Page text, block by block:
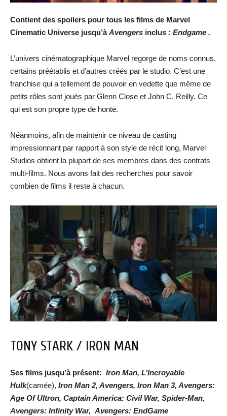
Contient des spoilers pour tous les films de Marvel
Cinematic Universe jusqu’àAvengers inclus : Endgame .
L’univers cinématographique Marvel regorge de noms connus,
certains préétablis et d’autres créés par le studio. C’est une
franchise qui a tellement de pouvoir en vedette que même de
petits rôles sont joués par Glenn Close et John C. Reilly. Ce
qui est son propre type de honte.
Néanmoins, afin de maintenir ce niveau de casting
impressionnant par rapport à son style de récit long, Marvel
Studios obtient la plupart de ses membres dans des contrats
multi-films. Nous avons fait des recherches pour savoir
combien de films il reste à chacun.
TONY STARK / IRON MAN
Ses films jusqu’à présent: Iron Man, L’Incroyable
Hulk(camée), Iron Man 2, Avengers, Iron Man 3, Avengers:
Age Of Ultron, Captain America: Civil War, Spider-Man,
Avengers: Infinity War, Avengers: EndGame